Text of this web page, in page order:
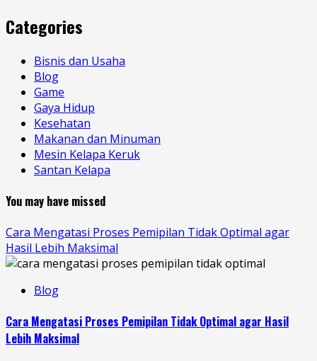
Categories
Bisnis dan Usaha
Blog
Game
Gaya Hidup
Kesehatan
Makanan dan Minuman
Mesin Kelapa Keruk
Santan Kelapa
You may have missed
Cara Mengatasi Proses Pemipilan Tidak Optimal agar
Hasil Lebih Maksimal
Blog
Cara Mengatasi Proses Pemipilan Tidak Optimal agar Hasil
Lebih Maksimal